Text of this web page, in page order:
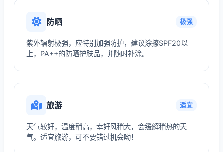
防晒 极强
紫外辐射极强，应特别加强防护，建议涂擦SPF20以
上，PA++的防晒护肤品，并随时补涂。
旅游 适宜
天气较好，温度稍高，幸好风稍大，会缓解稍热的天
气。适宜旅游，可不要错过机会呦！